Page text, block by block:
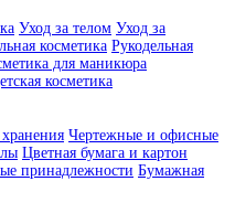
Уход за телом Уход за
косметика Рукодельная
для маникюра
косметика
Чертежные и офисные
Цветная бумага и картон
принадлежности Бумажная